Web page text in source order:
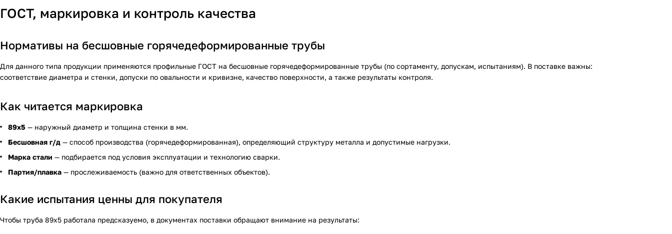
ГОСТ, маркировка и контроль качества
Нормативы на бесшовные горячедеформированные трубы
Для данного типа продукции применяются профильные ГОСТ на бесшовные горячедеформированные трубы (по сортаменту, допускам, испытаниям). В поставке важны:
соответствие диаметра и стенки, допуски по овальности и кривизне, качество поверхности, а также результаты контроля.
Как читается маркировка
89х5 — наружный диаметр и толщина стенки в мм.
Бесшовная г/д — способ производства (горячедеформированная), определяющий структуру металла и допустимые нагрузки.
Марка стали — подбирается под условия эксплуатации и технологию сварки.
Партия/плавка — прослеживаемость (важно для ответственных объектов).
Какие испытания ценны для покупателя
Чтобы труба 89х5 работала предсказуемо, в документах поставки обращают внимание на результаты: